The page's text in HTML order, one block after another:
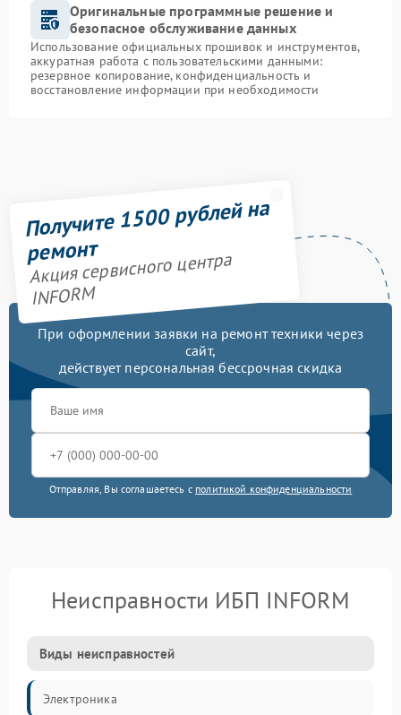
Оригинальные программные решение и
безопасное обслуживание данных
Использование официальных прошивок и инструментов,
аккуратная работа с пользовательскими данными:
резервное копирование, конфиденциальность и
восстановление информации при необходимости
Получите 1500 рублей на
ремонт
Акция сервисного центра
INFORM
При оформлении заявки на ремонт техники через
сайт,
действует персональная бессрочная скидка
Отправляя, Вы соглашаетесь с политикой конфиденциальности
Неисправности ИБП INFORM
Виды неисправностей
Электроника